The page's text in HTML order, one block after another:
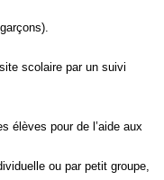
scolaire par un suivi
élèves pour de l’aide aux
ou par petit groupe,